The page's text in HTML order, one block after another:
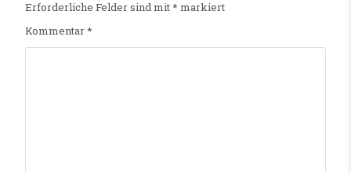
Erforderliche Felder sind mit* markiert
Kommentar*